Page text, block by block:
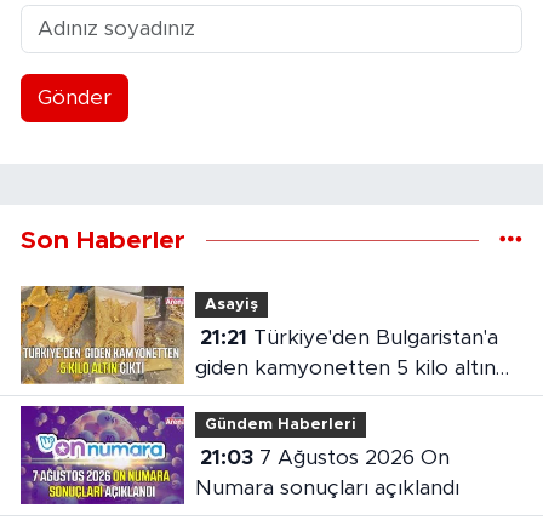
Gönder
Son Haberler
Asayiş
21:21
giden kamyonetten 5 kilo altın
çıktı
Gündem Haberleri
21:037 Ağustos 2026 On
Numara sonuçları açıklandı